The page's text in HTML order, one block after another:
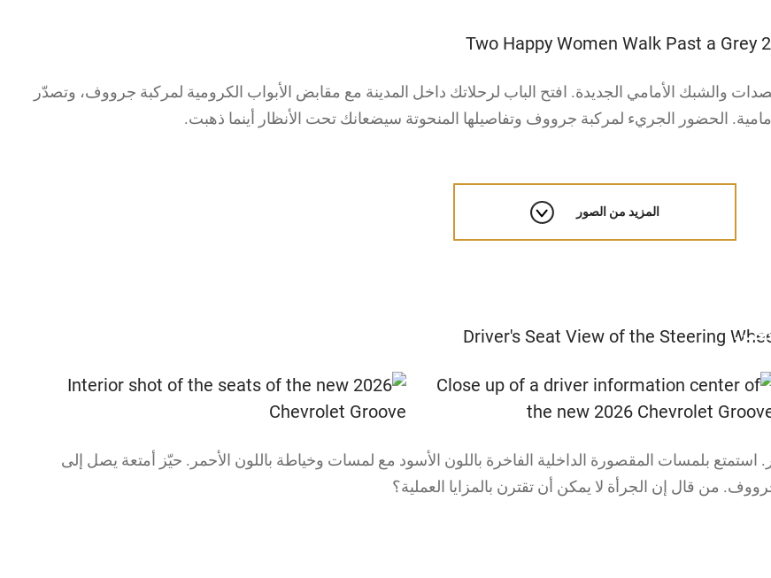
والشبك الأمامي الجديدة. افتح الباب لرحلاتك داخل المدينة مع مقابض الأبواب الكرومية لمركبة جرووف، وتصدّر
المزيد من الصور
بلمسات المقصورة الداخلية الفاخرة باللون الأسود مع لمسات وخياطة باللون الأحمر. حيّز أمتعة يصل إلى